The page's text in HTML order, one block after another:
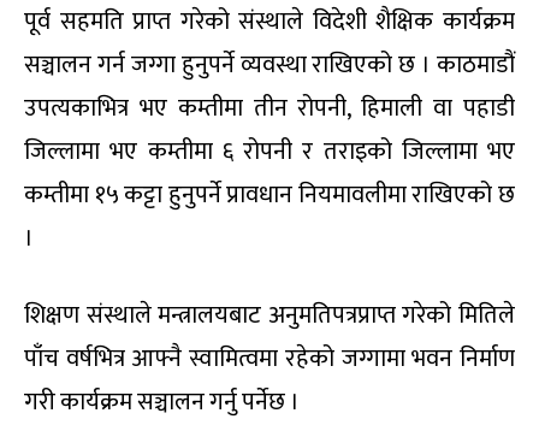
पूर्व सहमति प्राप्त गरेको संस्थाले विदेशी शैक्षिक कार्यक्रम
सञ्चालन गर्न जग्गा हुनुपर्ने व्यवस्था राखिएको छ । काठमाडौं
उपत्यकाभित्र भए कम्तीमा तीन रोपनी, हिमाली वा पहाडी
जिल्लामा भए कम्तीमा ६ रोपनी र तराइको जिल्लामा भए
कम्तीमा १५ कट्टा हुनुपर्ने प्रावधान नियमावलीमा राखिएको छ
।
शिक्षण संस्थाले मन्त्रालयबाट अनुमतिपत्रप्राप्त गरेको मितिले
पाँच वर्षभित्र आफ्नै स्वामित्वमा रहेको जग्गामा भवन निर्माण
गरी कार्यक्रम सञ्चालन गर्नु पर्नेछ ।